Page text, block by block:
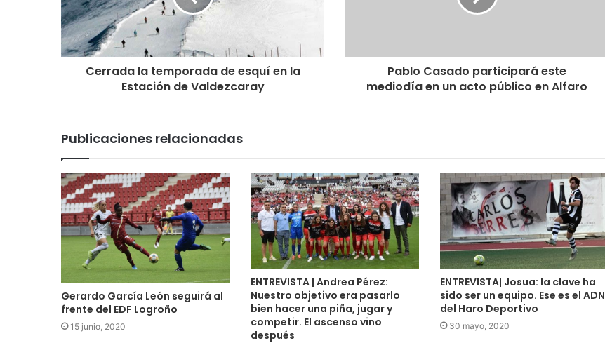
Cerrada la temporada de esquí en la
Estación de Valdezcaray
Pablo Casado participará este
mediodía en un acto público en Alfaro
Publicaciones relacionadas
Gerardo García León seguirá al
frente del EDF Logroño
15 junio, 2020
ENTREVISTA | Andrea Pérez:
Nuestro objetivo era pasarlo
bien hacer una piña, jugar y
competir. El ascenso vino
después
ENTREVISTA| Josua: la clave ha
sido ser un equipo. Ese es el ADN
del Haro Deportivo
30 mayo, 2020